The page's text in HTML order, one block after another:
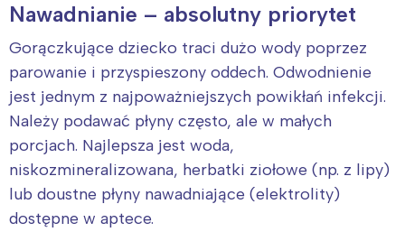
Nawadnianie – absolutny priorytet
Gorączkujące dziecko traci dużo wody poprzez
parowanie i przyspieszony oddech. Odwodnienie
jest jednym z najpoważniejszych powikłań infekcji.
Należy podawać płyny często, ale w małych
porcjach. Najlepsza jest woda,
niskozmineralizowana, herbatki ziołowe (np. z lipy)
lub doustne płyny nawadniające (elektrolity)
dostępne w aptece.